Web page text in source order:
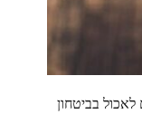
בביטחון